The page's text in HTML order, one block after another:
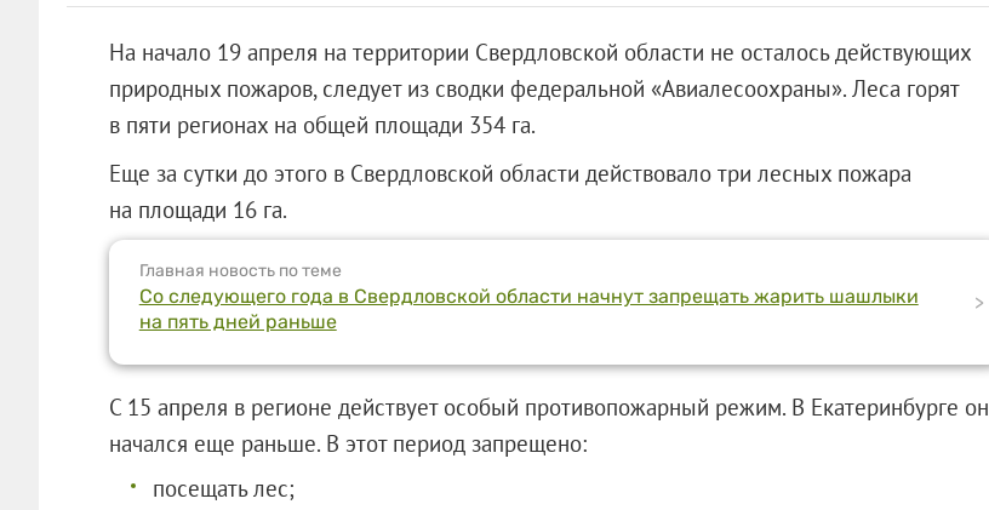
На начало 19 апреля на территории Свердловской области не осталось действующих
природных пожаров, следует из сводки федеральной «Авиалесоохраны». Леса горят
в пяти регионах на общей площади 354 га.
Еще за сутки до этого в Свердловской области действовало три лесных пожара
на площади 16 га.
Главная новость по теме
Со следующего года в Свердловской области начнут запрещать жарить шашлыки
на пять дней раньше
>
С 15 апреля в регионе действует особый противопожарный режим. В Екатеринбурге он
начался еще раньше. В этот период запрещено:
посещать лес;